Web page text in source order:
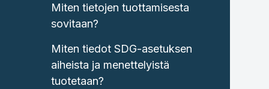
Miten tietojen tuottamisesta
sovitaan?
Miten tiedot SDG-asetuksen
aiheista ja menettelyistä
tuotetaan?